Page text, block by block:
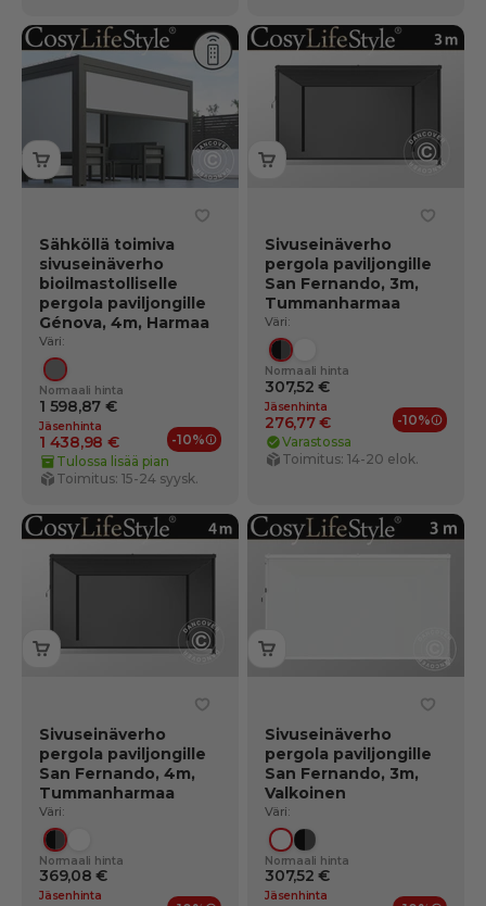
Sähköllä toimiva
sivuseinäverho
bioilmastolliselle
pergola paviljongille
Génova, 4m, Harmaa
Väri:
Harmaa
Normaali hinta
1 598,87 €
Jäsenhinta
1 438,98 € -10%
Jäsenedut
Tulossa lisää pian
Toimitus: 15-24 syysk.
Sivuseinäverho
pergola paviljongille
San Fernando, 3m,
Tummanharmaa
Väri:
Musta/Tummanharmaa
Valkoinen
Normaali hinta
307,52 €
Jäsenhinta
276,77 € -10%
Varastossa
Toimitus: 14-20 elok.
Sivuseinäverho
pergola paviljongille
San Fernando, 4m,
Tummanharmaa
Väri:
Musta/Tummanharmaa
Normaali hinta
369,08 €
Jäsenhinta
Sivuseinäverho
pergola paviljongille
San Fernando, 3m,
Valkoinen
Väri:
Valkoinen
Musta/
Normaali hinta
307,52 €
Jäsenhinta